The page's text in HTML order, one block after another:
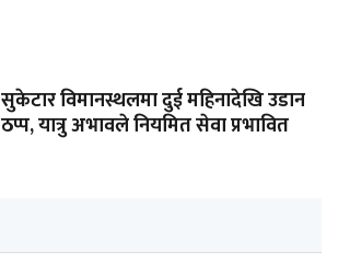
सुकेटार विमानस्थलमा दुई महिनादेखि उडान
ठप्प, यात्रु अभावले नियमित सेवा प्रभावित